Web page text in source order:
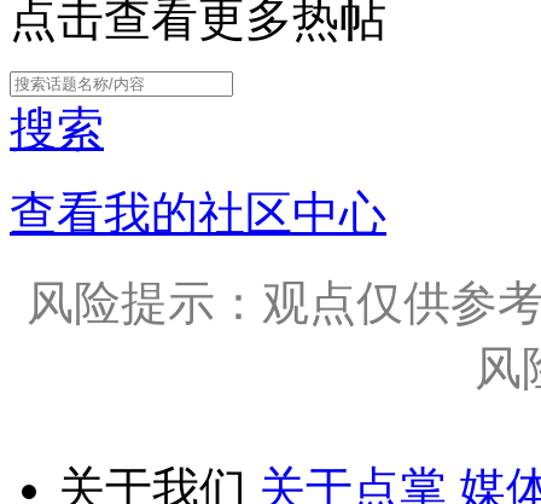
点击查看更多热帖
搜索
查看我的社区中心
风险提示：观点仅供参
风
关于我们 关于点掌 媒